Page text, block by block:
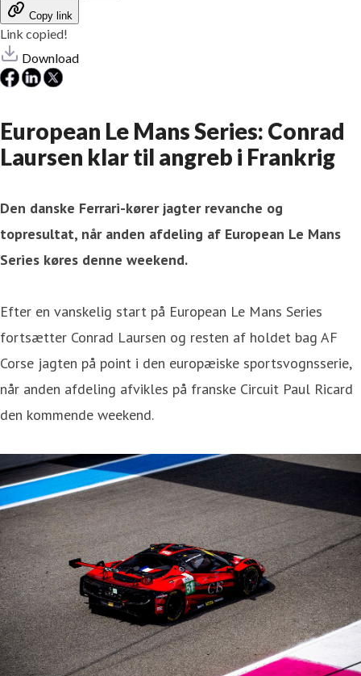
Copy link
Link copied!
Download
European Le Mans Series: Conrad
Laursen klar til angreb i Frankrig
Den danske Ferrari-kører jagter revanche og
topresultat, når anden afdeling af European Le Mans
Series køres denne weekend.
Efter en vanskelig start på European Le Mans Series
fortsætter Conrad Laursen og resten af holdet bag AF
Corse jagten på point i den europæiske sportsvognsserie,
når anden afdeling afvikles på franske Circuit Paul Ricard
den kommende weekend.